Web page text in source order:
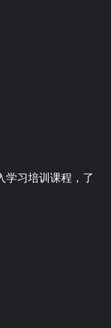
学习培训课程，了